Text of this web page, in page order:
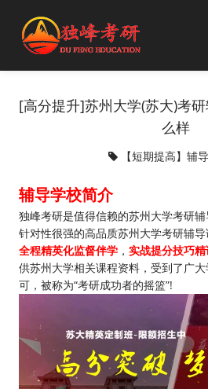
[高分提升]苏州大学(苏大)考
么样
【短期提高】辅
辅导学校简介
独峰考研是值得信赖的苏州大学考研
针对性很强的高品质苏州大学考研辅导
全程精英化监督伴学， 实战提分技巧
供苏州大学相关课程资料，受到了广
可，被称为“考研成功者的摇篮”!